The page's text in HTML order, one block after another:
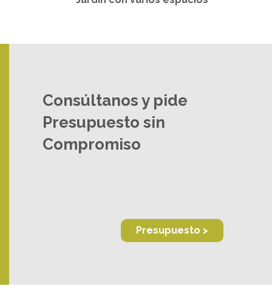
Consúltanos y pide
Presupuesto sin
Compromiso
Presupuesto >